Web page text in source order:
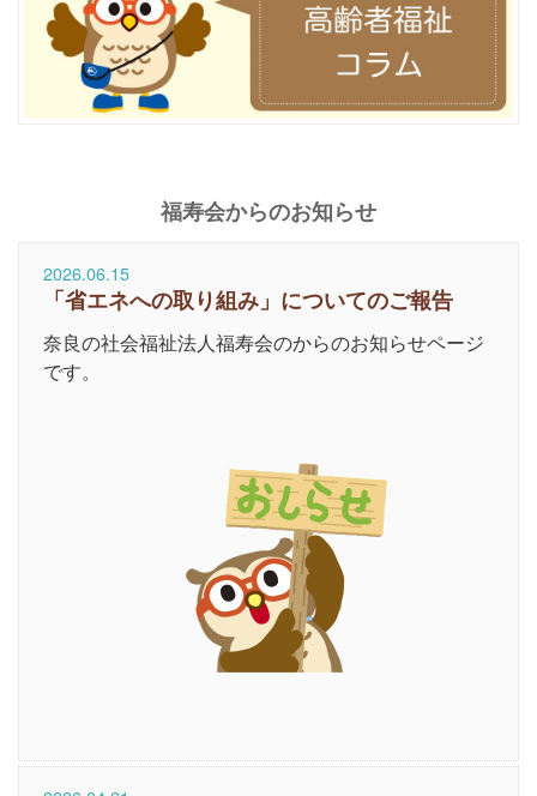
福寿会からのお知らせ
2026.06.15
「省エネへの取り組み」についてのご報告
奈良の社会福祉法人福寿会のからのお知らせページ
です。